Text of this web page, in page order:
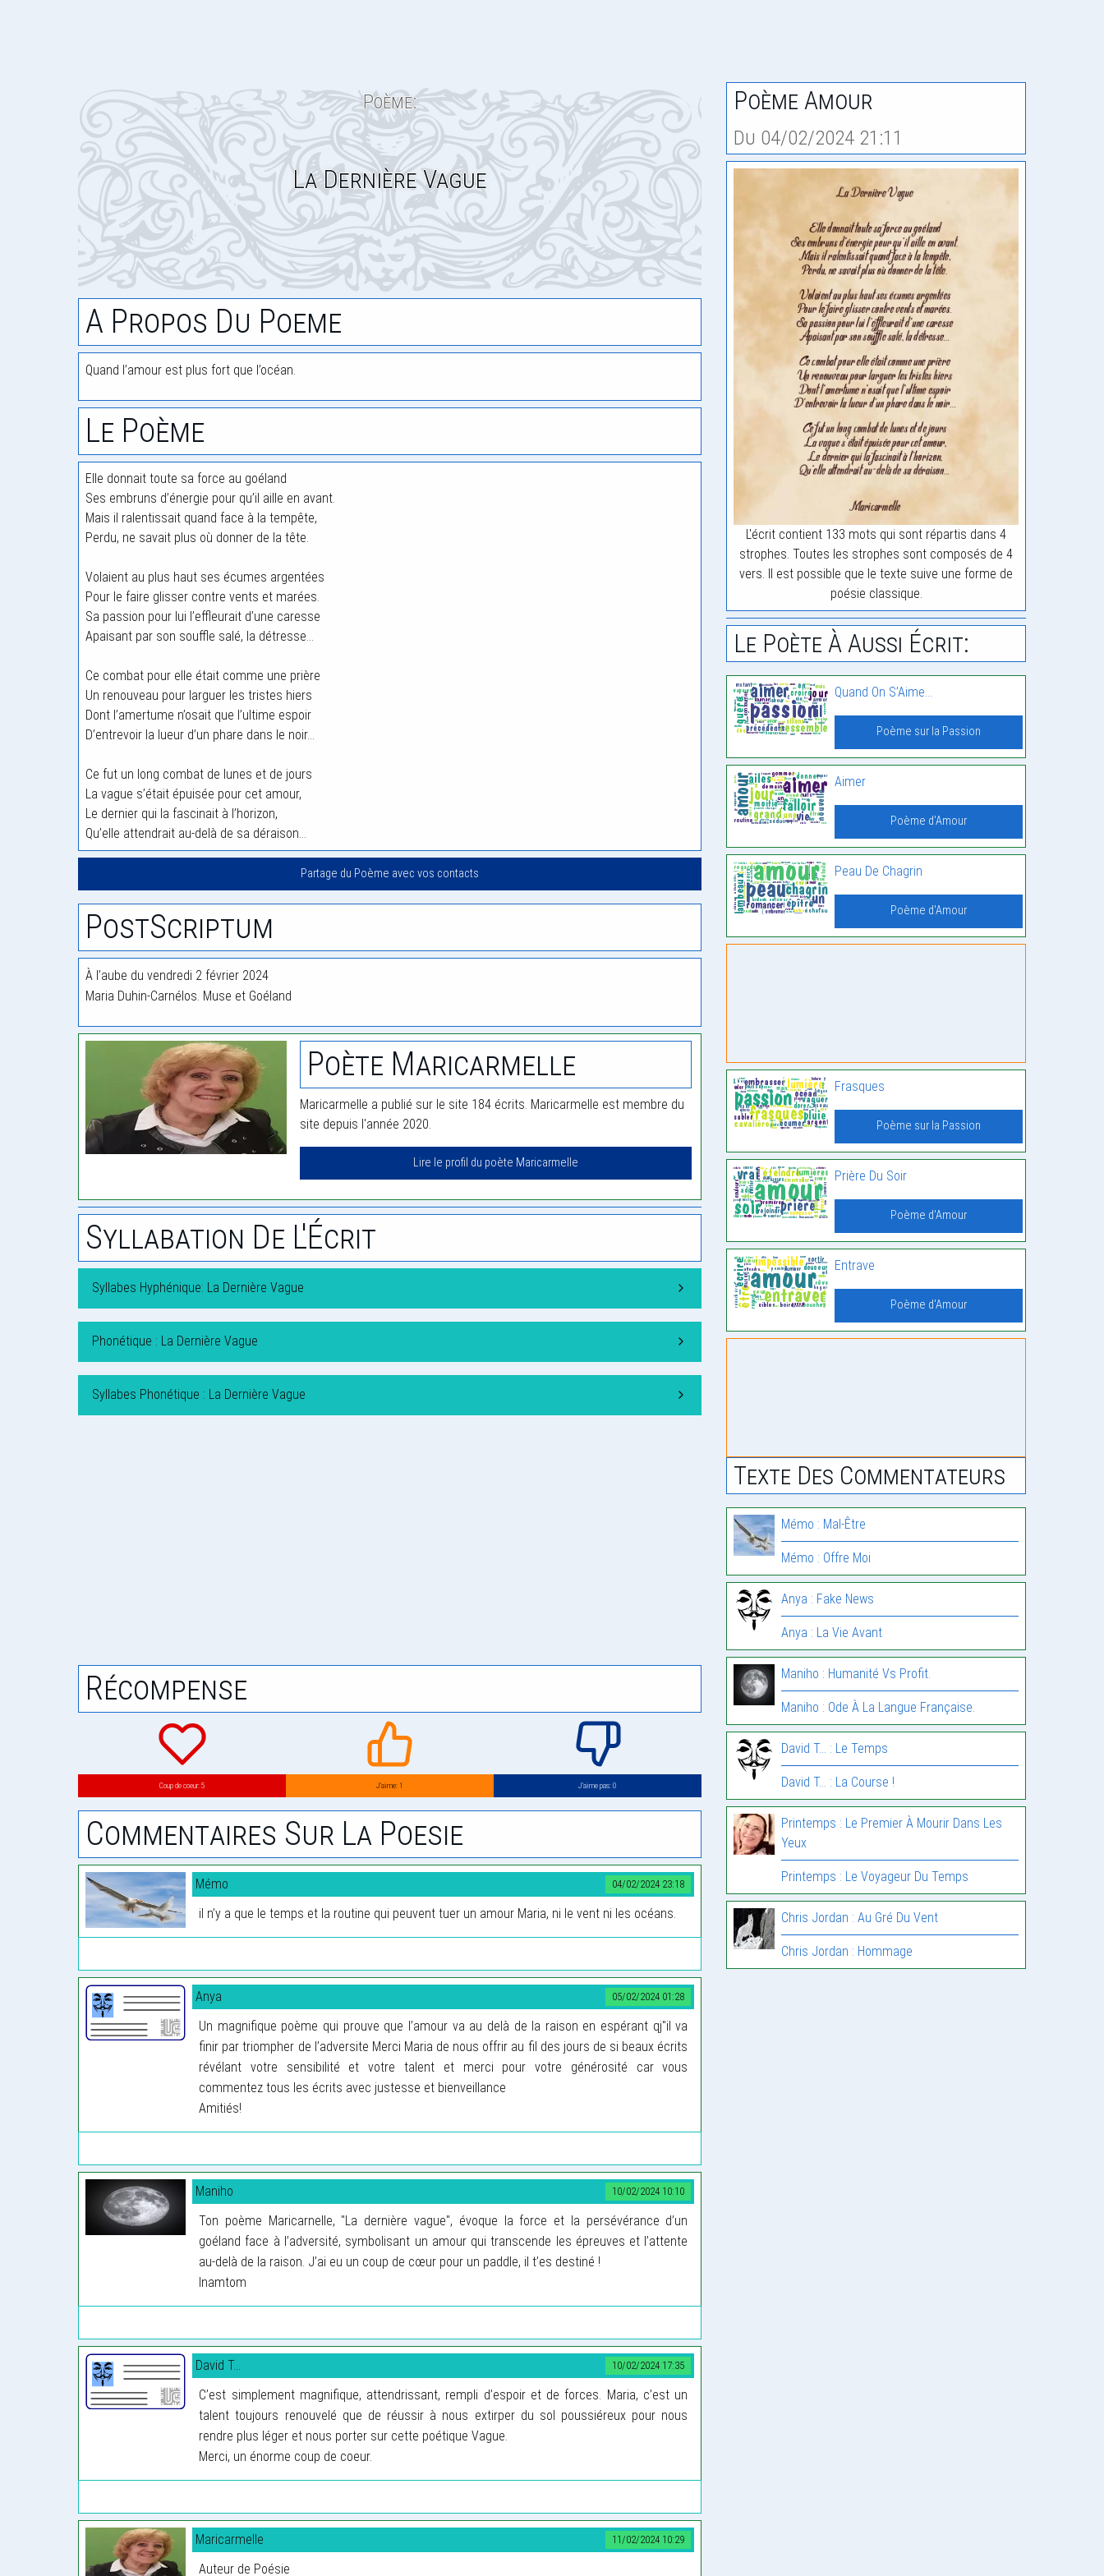
Poème:
La Dernière Vague
A Propos Du Poeme
Quand l’amour est plus fort que l’océan.
Le Poème
Elle donnait toute sa force au goéland
Ses embruns d’énergie pour qu’il aille en avant.
Mais il ralentissait quand face à la tempête,
Perdu, ne savait plus où donner de la tête.
Volaient au plus haut ses écumes argentées
Pour le faire glisser contre vents et marées.
Sa passion pour lui l’effleurait d’une caresse
Apaisant par son souffle salé, la détresse…
Ce combat pour elle était comme une prière
Un renouveau pour larguer les tristes hiers
Dont l’amertume n’osait que l’ultime espoir
D’entrevoir la lueur d’un phare dans le noir…
Ce fut un long combat de lunes et de jours
La vague s’était épuisée pour cet amour,
Le dernier qui la fascinait à l’horizon,
Qu’elle attendrait au-delà de sa déraison…
Partage du Poème avec vos contacts
PostScriptum
À l’aube du vendredi 2 février 2024
Maria Duhin-Carnélos. Muse et Goéland
Poète Maricarmelle
Maricarmelle a publié sur le site 184 écrits. Maricarmelle est membre du
site depuis l'année 2020.
Lire le profil du poète Maricarmelle
Syllabation De L'Écrit
Syllabes Hyphénique: La Dernière Vague
Phonétique : La Dernière Vague
Syllabes Phonétique : La Dernière Vague
Récompense
Coup de coeur: 5 J’aime: 1 J’aime pas: 0
Commentaires Sur La Poesie
04/02/2024 23:18
Mémo
il n’y a que le temps et la routine qui peuvent tuer un amour Maria, ni le vent ni les océans.
05/02/2024 01:28
Anya
Un magnifique poème qui prouve que l’amour va au delà de la raison en espérant qj"il va
finir par triompher de l’adversite Merci Maria de nous offrir au fil des jours de si beaux écrits
révélant votre sensibilité et votre talent et merci pour votre générosité car vous
commentez tous les écrits avec justesse et bienveillance
Amitiés!
10/02/2024 10:10
Maniho
Ton poème Maricarnelle, "La dernière vague", évoque la force et la persévérance d’un
goéland face à l’adversité, symbolisant un amour qui transcende les épreuves et l’attente
au-delà de la raison. J’ai eu un coup de cœur pour un paddle, il t’es destiné !
Inamtom
10/02/2024 17:35
David T...
C’est simplement magnifique, attendrissant, rempli d’espoir et de forces. Maria, c’est un
talent toujours renouvelé que de réussir à nous extirper du sol poussiéreux pour nous
rendre plus léger et nous porter sur cette poétique Vague.
Merci, un énorme coup de coeur.
11/02/2024 10:29
Maricarmelle
Auteur de Poésie
Poème Amour
Du 04/02/2024 21:11
L'écrit contient 133 mots qui sont répartis dans 4
strophes. Toutes les strophes sont composés de 4
vers. Il est possible que le texte suive une forme de
poésie classique.
Le Poète À Aussi Écrit:
Quand On S’Aime…
Poème sur la Passion
Aimer
Poème d'Amour
Peau De Chagrin
Poème d'Amour
Frasques
Poème sur la Passion
Prière Du Soir
Poème d'Amour
Entrave
Poème d'Amour
Texte Des Commentateurs
Mémo : Mal-Être
Mémo : Offre Moi
Anya : Fake News
Anya : La Vie Avant
Maniho : Humanité Vs Profit.
Maniho : Ode À La Langue Française.
David T... : Le Temps
David T... : La Course !
Printemps : Le Premier À Mourir Dans Les
Yeux
Printemps : Le Voyageur Du Temps
Chris Jordan : Au Gré Du Vent
Chris Jordan : Hommage